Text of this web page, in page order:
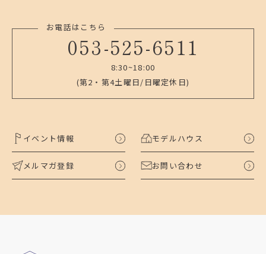
お電話はこちら
053-525-6511
8:30~18:00
(第2・第4土曜日/日曜定休日)
イベント情報 モデルハウス
メルマガ登録 お問い合わせ